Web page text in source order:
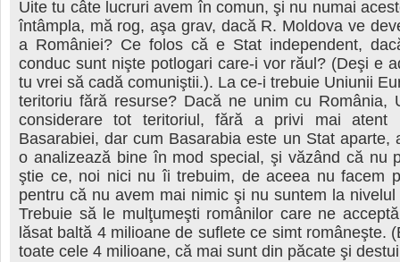
Uite tu câte lucruri avem în comun, şi nu numai
întâmpla, mă rog, aşa grav, dacă R. Moldova ve
a României? Ce folos că e Stat independent,
conduc sunt nişte potlogari care-i vor răul? (Deşi e
tu vrei să cadă comuniştii.). La ce-i trebuie Uniunii
teritoriu fără resurse? Dacă ne unim cu România,
considerare tot teritoriul, fără a privi mai atent
Basarabiei, dar cum Basarabia este un Stat aparte,
o analizează bine în mod special, şi văzând că nu
ştie ce, noi nici nu îi trebuim, de aceea nu facem
pentru că nu avem mai nimic şi nu suntem la nivelul
Trebuie să le mulţumeşti românilor care ne
lăsat baltă 4 milioane de suflete ce simt româneşte.
toate cele 4 milioane, că mai sunt din păcate şi